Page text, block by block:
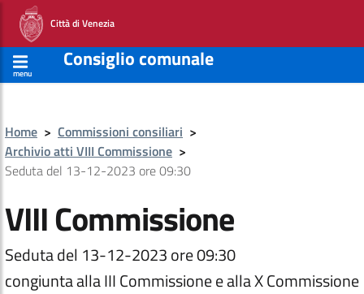
Città di Venezia
menu
Consiglio comunale
Home > Commissioni consiliari >
Archivio atti VIII Commissione >
Seduta del 13-12-2023 ore 09:30
VIII Commissione
Seduta del 13-12-2023 ore 09:30
congiunta alla III Commissione e alla X Commissione